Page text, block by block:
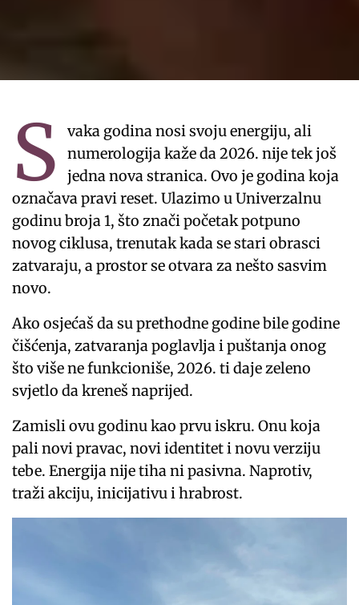
S
vaka godina nosi svoju energiju, ali
numerologija kaže da 2026. nije tek još
jedna nova stranica. Ovo je godina koja
označava pravi reset. Ulazimo u Univerzalnu
godinu broja 1, što znači početak potpuno
novog ciklusa, trenutak kada se stari obrasci
zatvaraju, a prostor se otvara za nešto sasvim
novo.
Ako osjećaš da su prethodne godine bile godine
čišćenja, zatvaranja poglavlja i puštanja onog
što više ne funkcioniše, 2026. ti daje zeleno
svjetlo da kreneš naprijed.
Zamisli ovu godinu kao prvu iskru. Onu koja
pali novi pravac, novi identitet i novu verziju
tebe. Energija nije tiha ni pasivna. Naprotiv,
traži akciju, inicijativu i hrabrost.